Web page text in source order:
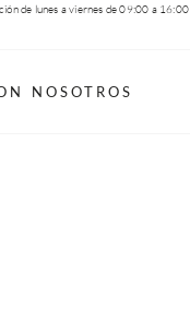
de lunes a viernes de 09:00 a 16:00
NOSOTROS